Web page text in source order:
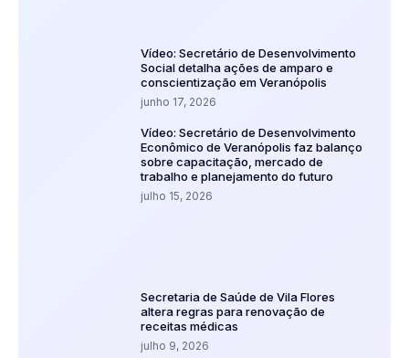
Vídeo: Secretário de Desenvolvimento
Social detalha ações de amparo e
conscientização em Veranópolis
junho 17, 2026
Vídeo: Secretário de Desenvolvimento
Econômico de Veranópolis faz balanço
sobre capacitação, mercado de
trabalho e planejamento do futuro
julho 15, 2026
Secretaria de Saúde de Vila Flores
altera regras para renovação de
receitas médicas
julho 9, 2026